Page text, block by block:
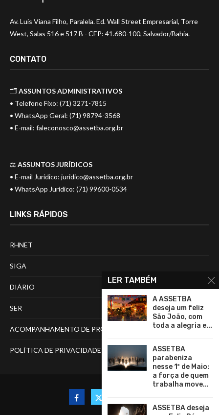
Av. Luis Viana Filho, Paralela. Ed. Wall Street Empresarial, Torre
West, Salas 516 e 517 B - CEP: 41.680-100, Salvador/Bahia.
CONTATO
🗂️ASSUNTOS ADMINISTRATIVOS
• Telefone Fixo: (71) 3271-7815
• WhatsApp Geral: (71) 98794-3568
• E-mail: faleconosco@assetba.org.br
⚖️ ASSUNTOS JURÍDICOS
• E-mail Jurídico: juridico@assetba.org.br
• WhatsApp Jurídico: (71) 99600-0534
LINKS RÁPIDOS
RHNET
SIGA
DIÁRIO
SER
ACOMPANHAMENTO DE PROCESSOS
POLÍTICA DE PRIVACIDADE
LER TAMBÉM
A ASSETBA
deseja um feliz
São João, com
toda a alegria e...
ASSETBA
parabeniza
nesse 1º de Maio:
a força de quem
trabalha move...
ASSETBA deseja